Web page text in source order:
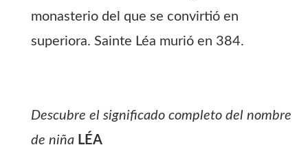
monasterio del que se convirtió en
superiora. Sainte Léa murió en 384.
Descubre el significado completo del nombre
de niña LÉA